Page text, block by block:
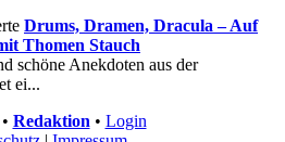
Drums, Dramen, Dracula – Auf
Thomen Stauch
schöne Anekdoten aus der
ei...
Redaktion • Login